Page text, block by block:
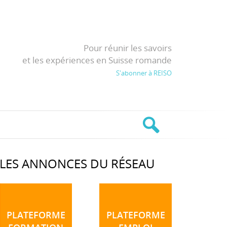
Pour réunir les savoirs
et les expériences en Suisse romande
S'abonner à REISO
LES ANNONCES DU RÉSEAU
PLATEFORME
PLATEFORME